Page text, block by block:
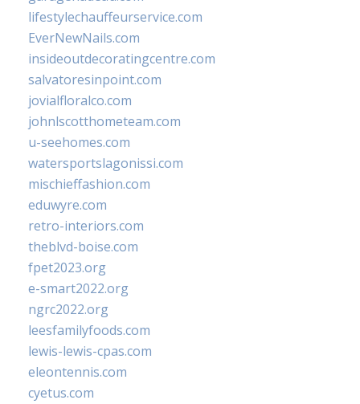
lifestylechauffeurservice.com
EverNewNails.com
insideoutdecoratingcentre.com
salvatoresinpoint.com
jovialfloralco.com
johnlscotthometeam.com
u-seehomes.com
watersportslagonissi.com
mischieffashion.com
eduwyre.com
retro-interiors.com
theblvd-boise.com
fpet2023.org
e-smart2022.org
ngrc2022.org
leesfamilyfoods.com
lewis-lewis-cpas.com
eleontennis.com
cyetus.com